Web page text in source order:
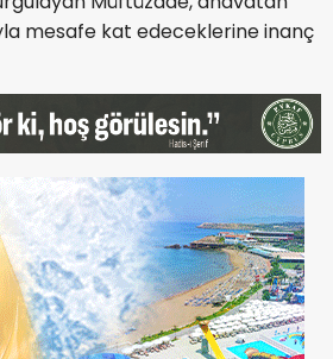
mesafe kat edeceklerine inanç